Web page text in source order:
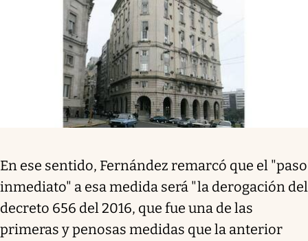
En ese sentido, Fernández remarcó que el "paso
inmediato" a esa medida será "la derogación del
decreto 656 del 2016, que fue una de las
primeras y penosas medidas que la anterior